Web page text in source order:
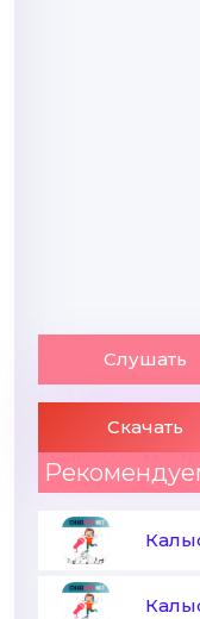
Слушать
Скачать